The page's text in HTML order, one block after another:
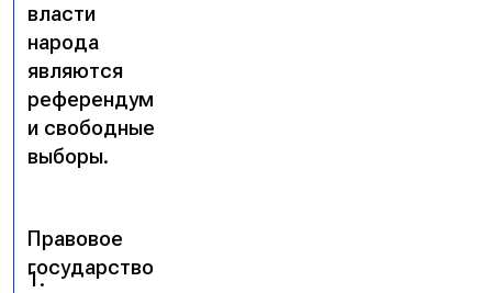
власти
народа
являются
референдум
и свободные
выборы.
Правовое
государство
1.